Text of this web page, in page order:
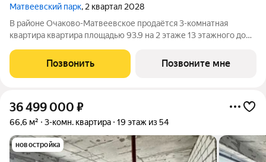
Матвеевский парк, 2 квартал 2028
В районе Очаково-Матвеевское продаётся 3-комнатная
квартира квартира площадью 93.9 на 2 этаже 13 этажного дома
расположение 3 минуты пешком до станции метро
«Аминьевская». 20 минут пешком до
Позвонить Позвоните мне
36 499 000 ₽
66,6 м² 3-комн. квартира 19 этаж из 54
новостройка